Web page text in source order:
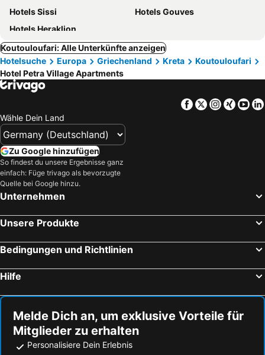
Hotels Sissi
Hotels Gouves
Hotels Heraklion
Koutouloufari: Alle Unterkünfte anzeigen
Hotelsuche
Europa Griechenland Kreta
Koutouloufari
Hotel Petra Village Apartments
Facebook
TwitterXing
Wähle Dein Land
Zu Google hinzufügen
So findest du unsere Ergebnisse ganz
einfach: Füge trivago als bevorzugte
Quelle bei Google hinzu.
Unternehmen
Unsere Produkte
Bedingungen und Richtlinien
Hilfe
Melde Dich an, um exklusive Vorteile für
Mitglieder zu erhalten
Personalisiere Dein Erlebnis